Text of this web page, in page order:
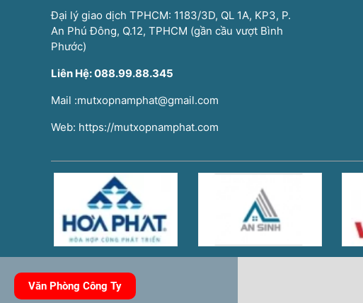
Đại lý giao dịch TPHCM: 1183/3D, QL 1A, KP3, P.
An Phú Đông, Q.12, TPHCM (gần cầu vượt Bình
Phước)
Liên Hệ: 088.99.88.345
Mail :mutxopnamphat@gmail.com
Web: https://mutxopnamphat.com
Văn Phòng Công Ty